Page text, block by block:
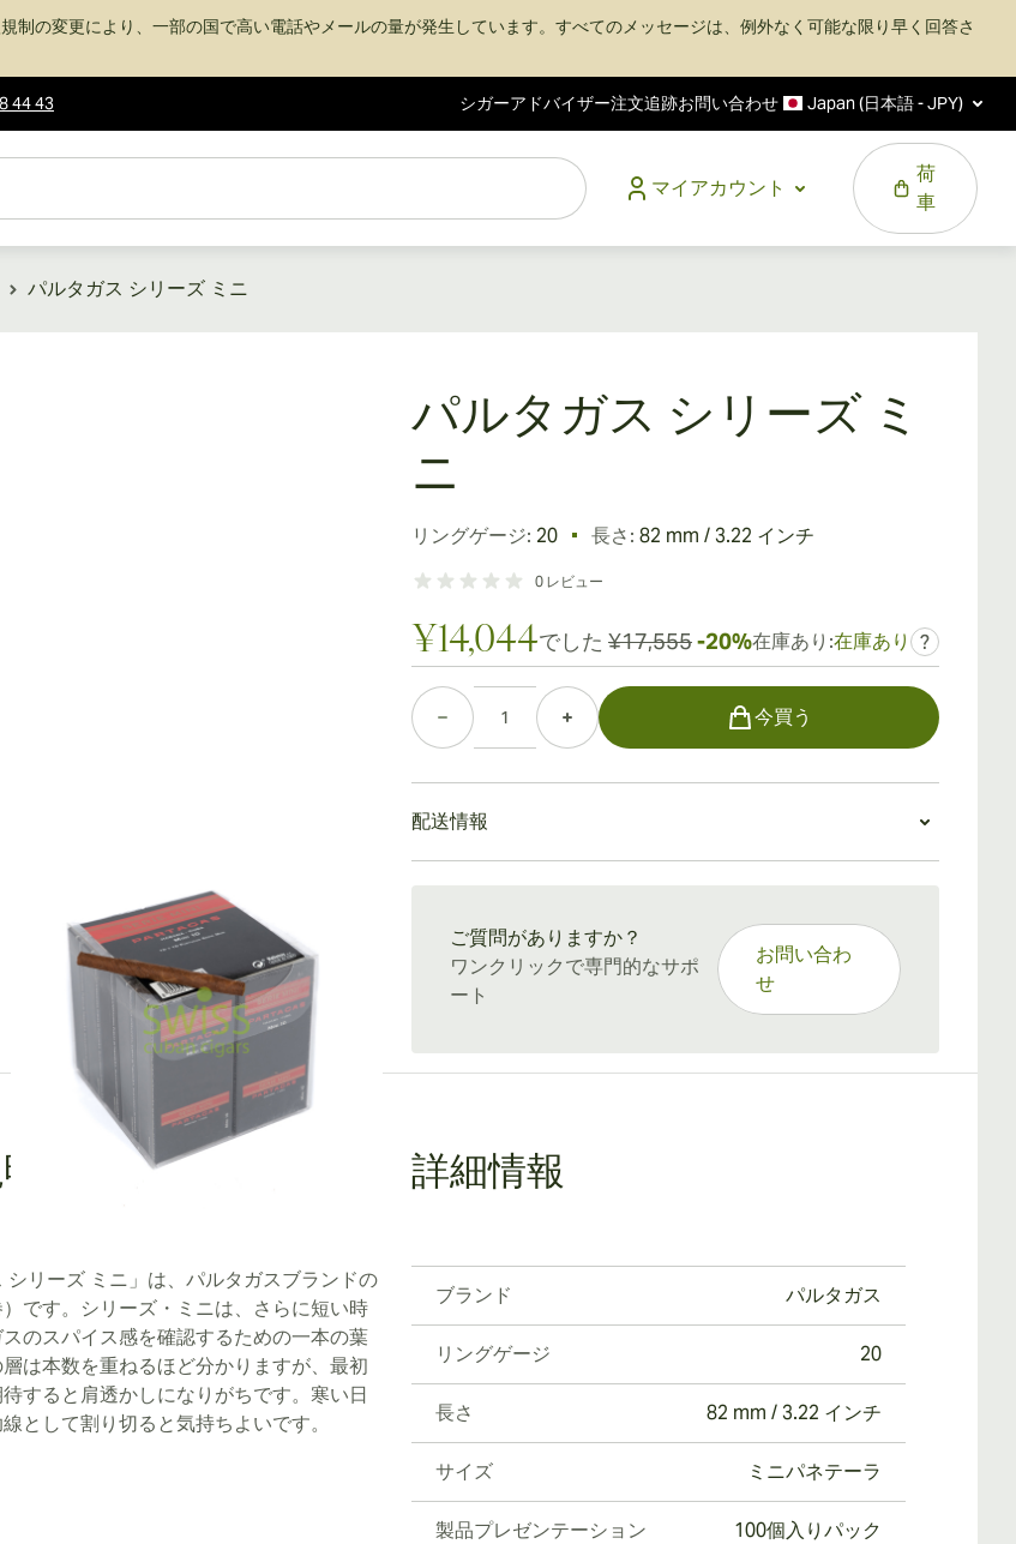
制の変更により、一部の国で高い電話やメールの量が発生しています。すべてのメッセージは、例外なく可能な限り早く回答さ
44 43 シガーアドバイザー注文追跡お問い合わせ Japan (日本語 - JPY)
マイアカウント
荷
車
パルタガス シリーズ ミニ
image
パルタガス シリーズ ミ
ニ
リングゲージ: 20 長さ: 82 mm / 3.22 インチ
0 レビュー
¥14,044でした ¥17,555-20%在庫あり:在庫あり ?
個数
今買う
配送情報
ご質問がありますか？
ワンクリックで専門的なサポ
ート
お問い合わ
せ
シリーズ ミニ」は、パルタガスブランドの
です。シリーズ・ミニは、さらに短い時
のスパイス感を確認するための一本の葉
は本数を重ねるほど分かりますが、最初
すると肩透かしになりがちです。寒い日
として割り切ると気持ちよいです。
詳細情報
ブランド パルタガス
リングゲージ 20
長さ 82 mm / 3.22 インチ
サイズ ミニパネテーラ
製品プレゼンテーション 100個入りパック